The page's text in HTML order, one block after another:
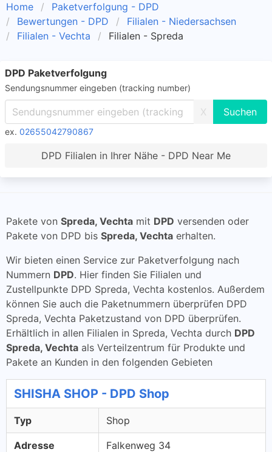
Home
Paketverfolgung - DPD
Bewertungen - DPD
Filialen - Niedersachsen
Filialen - Vechta
Filialen - Spreda
DPD Paketverfolgung
Sendungsnummer eingeben (tracking number)
X
ex. 02655042790867
DPD Filialen in Ihrer Nähe - DPD Near Me
Pakete von Spreda, Vechta mit DPD versenden oder
Pakete von DPD bis Spreda, Vechta erhalten.
Wir bieten einen Service zur Paketverfolgung nach
Nummern DPD. Hier finden Sie Filialen und
Zustellpunkte DPD Spreda, Vechta kostenlos. Außerdem
können Sie auch die Paketnummern überprüfen DPD
Spreda, Vechta Paketzustand von DPD überprüfen.
Erhältlich in allen Filialen in Spreda, Vechta durch DPD
Spreda, Vechta als Verteilzentrum für Produkte und
Pakete an Kunden in den folgenden Gebieten
SHISHA SHOP - DPD Shop
Typ Shop
Adresse
Falkenweg 34